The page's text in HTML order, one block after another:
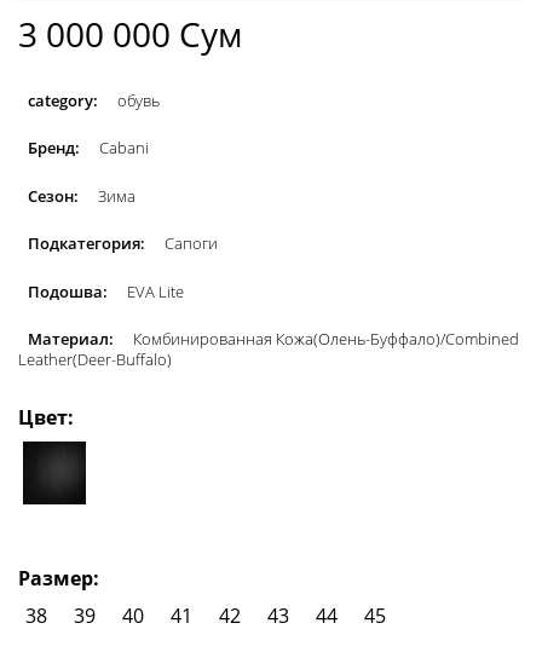
3 000 000 Сум
category: обувь
Бренд: Cabani
Сезон: Зима
Подкатегория: Сапоги
Подошва: EVA Lite
Материал:
Комбинированная Кожа(Олень-Буффало)/Сombined
Leather(Deer-Buffalo)
Цвет:
Размер:
38
39 40 41 42 43 44 45